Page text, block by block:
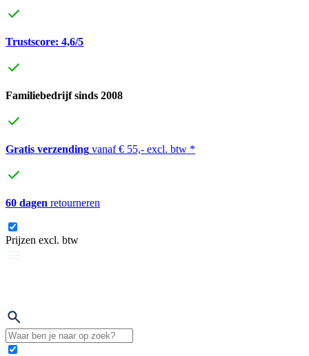
Trustscore: 4,6/5
Familiebedrijf sinds 2008
Gratis verzending vanaf € 55,- excl. btw *
60 dagen retourneren
Prijzen excl. btw